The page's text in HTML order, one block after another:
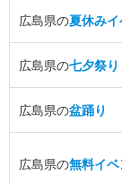
広島県の夏休みイ
広島県の七夕祭り
広島県の盆踊り
広島県の無料イベ